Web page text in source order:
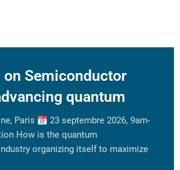
on Semiconductor
quantum
Paris
23 septembre 2026, 9am-
How is the quantum
organizing itself to maximize